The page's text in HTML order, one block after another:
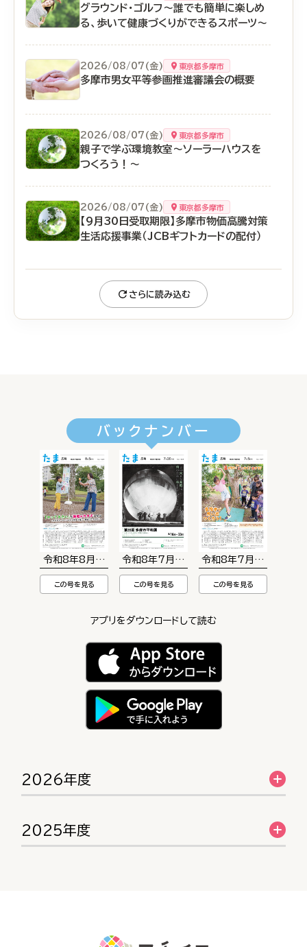
グラウンド・ゴルフ～誰でも簡単に楽しめ
る、歩いて健康づくりができるスポーツ～
2026/08/07(金) 東京都多摩市
多摩市男女平等参画推進審議会の概要
2026/08/07(金) 東京都多摩市
親子で学ぶ環境教室～ソーラーハウスを
つくろう！～
2026/08/07(金) 東京都多摩市
【9月30日受取期限】多摩市物価高騰対策
生活応援事業（JCBギフトカードの配付）
さらに読み込む
バックナンバー
令和8年8月5日号
この号を見る
令和8年7月20日号
この号を見る
令和8年7月5日号
この号を見る
アプリをダウンロードして読む
2026年度
2025年度